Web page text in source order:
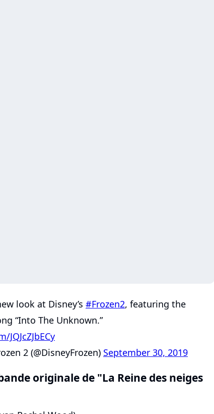
look at Disney’s #Frozen2, featuring the
“Into The Unknown.”
2 (@DisneyFrozen) September 30, 2019
originale de "La Reine des neiges